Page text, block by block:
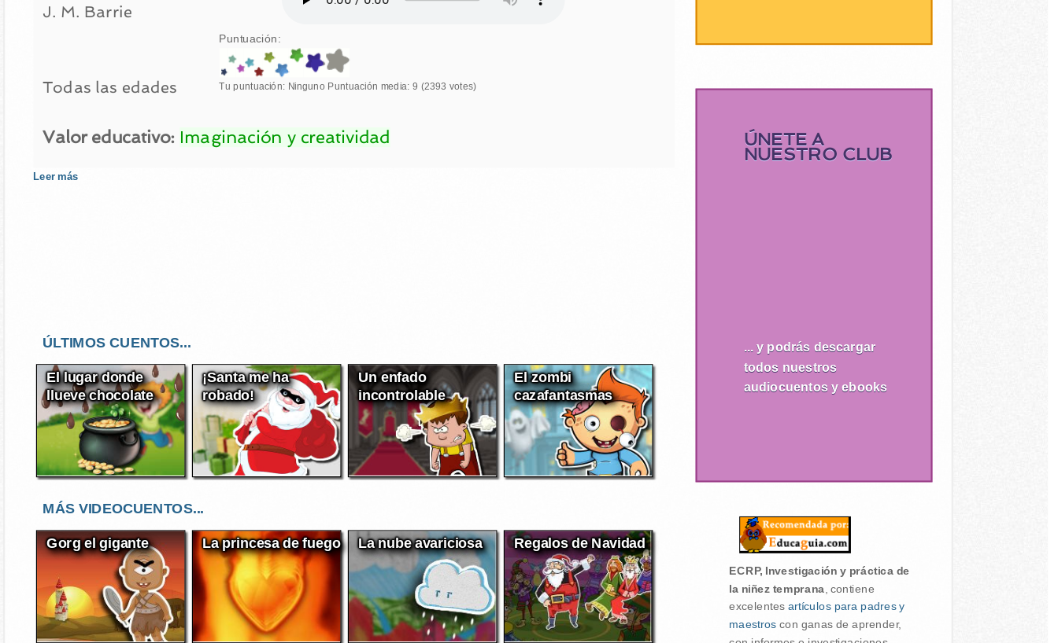
J. M. Barrie
Todas las edades
Puntuación:
Tu puntuación: Ninguno Puntuación media:9 (2393 votes)
Valor educativo: Imaginación y creatividad
Leer más
ÚLTIMOS CUENTOS...
El lugar donde
llueve chocolate
¡Santa me ha
robado!
Un enfado
incontrolable
El zombi
cazafantasmas
MÁS VIDEOCUENTOS...
Gorg el gigante La princesa de fuego La nube avariciosa Regalos de Navidad
ÚNETE A
NUESTRO CLUB
... y podrás descargar
todos nuestros
audiocuentos y ebooks
ECRP, Investigación y práctica de
la niñez temprana , contiene
excelentes artículos para padres y
maestros con ganas de aprender,